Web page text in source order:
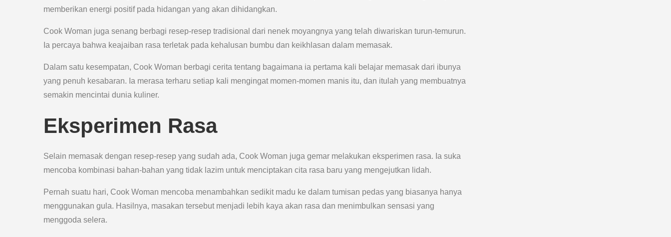
memberikan energi positif pada hidangan yang akan dihidangkan.
Cook Woman juga senang berbagi resep-resep tradisional dari nenek moyangnya yang telah diwariskan turun-temurun.
Ia percaya bahwa keajaiban rasa terletak pada kehalusan bumbu dan keikhlasan dalam memasak.
Dalam satu kesempatan, Cook Woman berbagi cerita tentang bagaimana ia pertama kali belajar memasak dari ibunya
yang penuh kesabaran. Ia merasa terharu setiap kali mengingat momen-momen manis itu, dan itulah yang membuatnya
semakin mencintai dunia kuliner.
Eksperimen Rasa
Selain memasak dengan resep-resep yang sudah ada, Cook Woman juga gemar melakukan eksperimen rasa. Ia suka
mencoba kombinasi bahan-bahan yang tidak lazim untuk menciptakan cita rasa baru yang mengejutkan lidah.
Pernah suatu hari, Cook Woman mencoba menambahkan sedikit madu ke dalam tumisan pedas yang biasanya hanya
menggunakan gula. Hasilnya, masakan tersebut menjadi lebih kaya akan rasa dan menimbulkan sensasi yang
menggoda selera.